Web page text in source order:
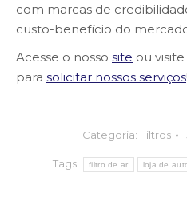
com marcas de
custo-benefício do
Acesse o nosso site ou visite
para solicitar nossos serviços
Categoria: Filtros
Tags: filtro de ar loja de